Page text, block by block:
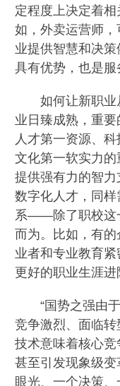
定程度上决定着
如，外卖运营师
业提供智慧和决
具有优势，也是服
如何让新职业
业日臻成熟，重
人才第一资源、
文化第一软实力
提供强有力的智力
数字化人才，同
系——除了职校这
而为。比如，有
业者和专业教育
更好的职业生涯进
“国势之强由于
竞争激烈、面临
技术意味着核心竞
甚至引发现象级
眼光、一个决策、